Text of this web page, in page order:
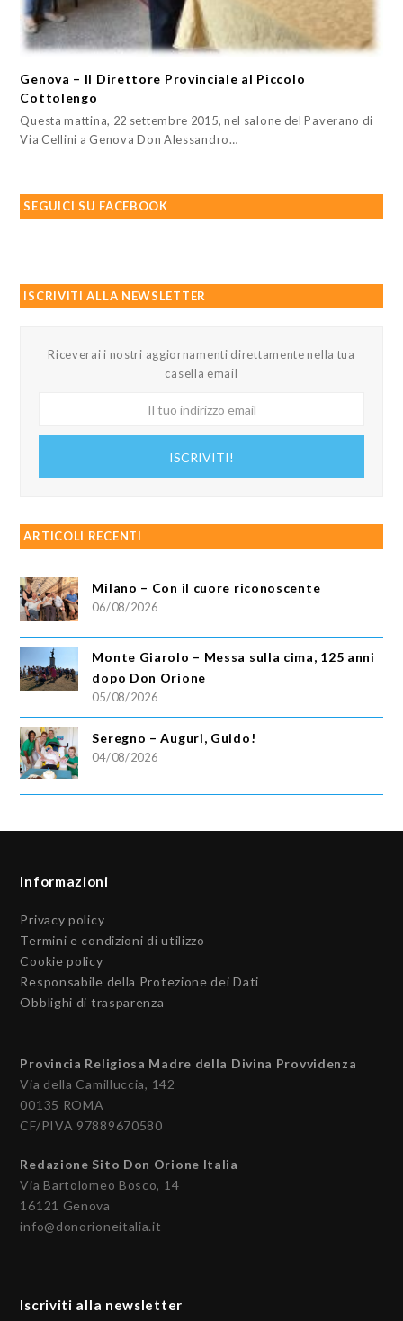
Genova – Il Direttore Provinciale al Piccolo
Cottolengo
Questa mattina, 22 settembre 2015, nel salone del Paverano di
Via Cellini a Genova Don Alessandro…
SEGUICI SU FACEBOOK
ISCRIVITI ALLA NEWSLETTER
Riceverai i nostri aggiornamenti direttamente nella tua
casella email
ISCRIVITI!
ARTICOLI RECENTI
Milano – Con il cuore riconoscente
06/08/2026
Monte Giarolo – Messa sulla cima, 125 anni
dopo Don Orione
05/08/2026
Seregno – Auguri, Guido!
04/08/2026
Informazioni
Privacy policy
Termini e condizioni di utilizzo
Cookie policy
Responsabile della Protezione dei Dati
Obblighi di trasparenza
Provincia Religiosa Madre della Divina Provvidenza
Via della Camilluccia, 142
00135 ROMA
CF/PIVA 97889670580
Redazione Sito Don Orione Italia
Via Bartolomeo Bosco, 14
16121 Genova
info@donorioneitalia.it
Iscriviti alla newsletter